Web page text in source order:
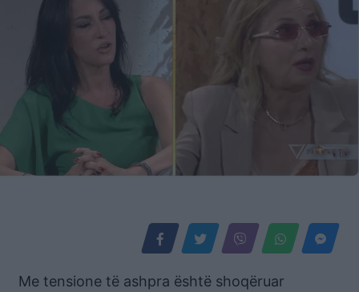
Me tensione të ashpra është shoqëruar